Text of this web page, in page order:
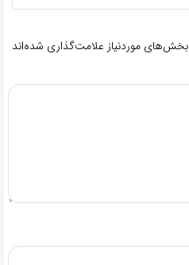
بخش‌های موردنیاز علامت‌گذاری شده‌اند